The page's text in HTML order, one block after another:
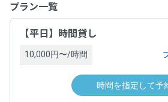
プラン一覧
【平日】時間貸し
10,000円〜/時間
時間を指定して予